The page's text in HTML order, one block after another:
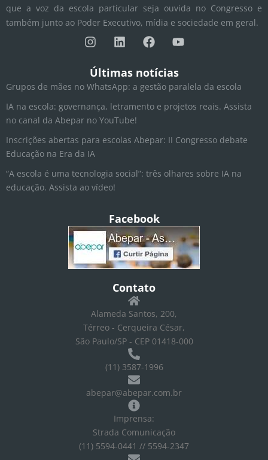
que a voz da escola particular seja ouvida no Congresso e
também junto ao Poder Executivo, mídia e sociedade em geral.
I
n
t
a
g
r
a
L
i
k
e
d
i
n
F
a
e
b
o
o
Y
o
t
u
b
e
Últimas notícias
Grupos de mães no WhatsApp: a gestão paralela da escola
IA na escola: governança, letramento e projetos reais. Assista
no canal da Abepar no YouTube!
Inscrições abertas para escolas Abepar: II Congresso debate
Educação na Era da IA
“A escola é uma tecnologia social”: três olhares sobre IA na
educação. Assista ao vídeo!
Facebook
Contato
Alameda Santos, 200,
Térreo - Cerqueira César,
São Paulo/SP - CEP 01418-000
(11) 3587-1996
abepar@abepar.com.br
Imprensa:
Strada Comunicação
(11) 5594-0441 // 5594-2347